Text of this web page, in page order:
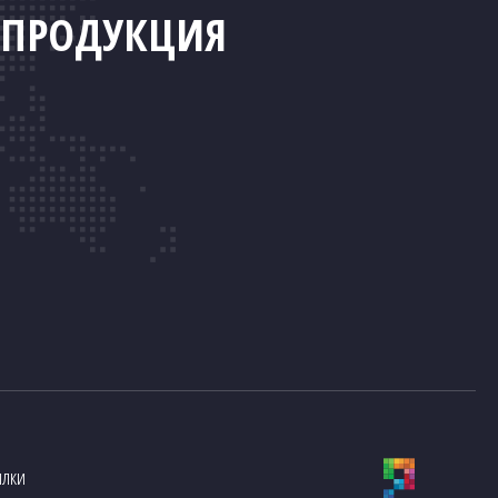
ПРОДУКЦИЯ